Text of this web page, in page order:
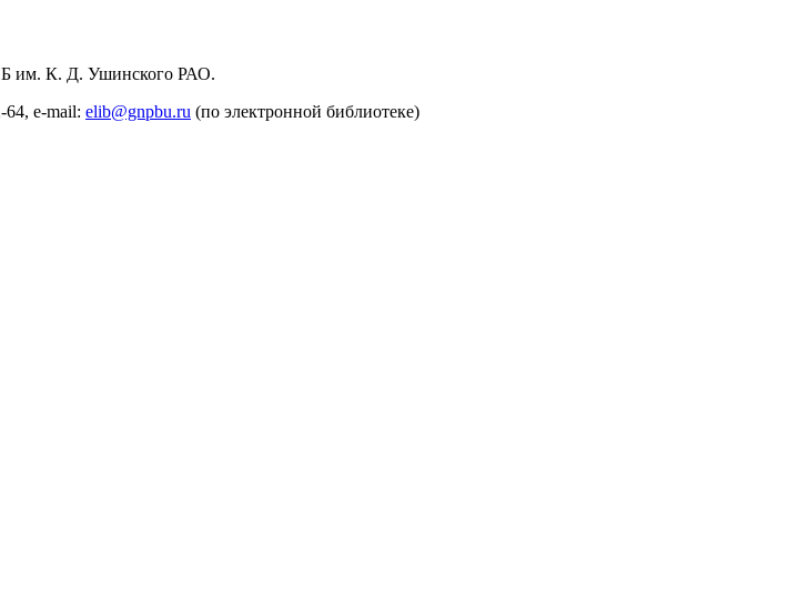
им. К. Д. Ушинского РАО.
64, e-mail: elib@gnpbu.ru (по электронной библиотеке)